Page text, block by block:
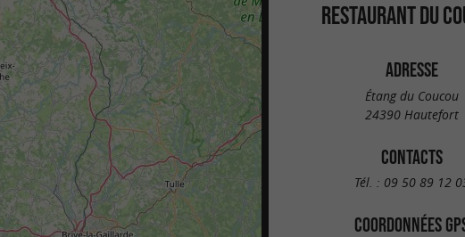
RESTAURANT DU
ADRESSE
Étang du Coucou
24390 Hautefort
CONTACTS
Tél. : 09 50 89 12
COORDONNÉES